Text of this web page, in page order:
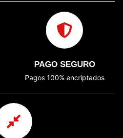
PAGO SEGURO
Pagos 100% encriptados